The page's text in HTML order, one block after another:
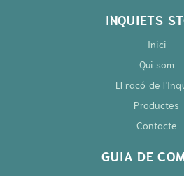
INQUIETS
Inici
Qui som
El racó de
Productes
Contacte
GUIA DE